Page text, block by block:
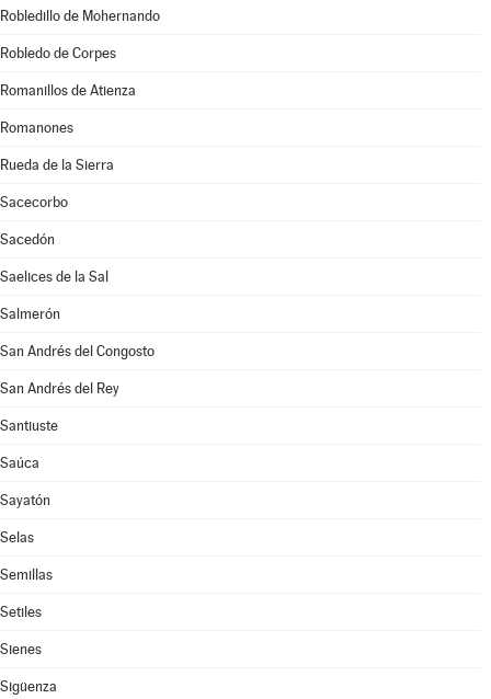
Robledillo de Mohernando
Robledo de Corpes
Romanillos de Atienza
Romanones
Rueda de la Sierra
Sacecorbo
Sacedón
Saelices de la Sal
Salmerón
San Andrés del Congosto
San Andrés del Rey
Santiuste
Saúca
Sayatón
Selas
Semillas
Setiles
Sienes
Sigüenza